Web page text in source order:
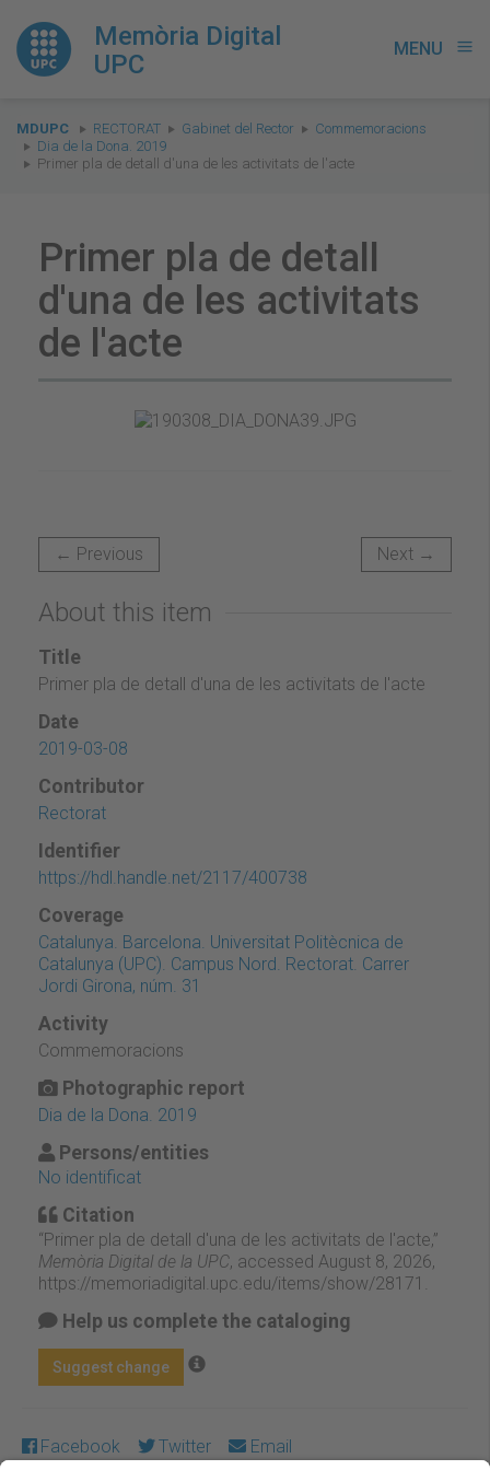
Memòria Digital
UPC
MENU menu
You
are
here:
MDUPC RECTORAT Gabinet del Rector
Commemoracions
Dia de la Dona. 2019
Primer pla de detall d'una de les activitats de l'acte
Primer pla de detall
d'una de les activitats
de l'acte
← Previous Next →
About this item
Title
Primer pla de detall d'una de les activitats de l'acte
Date
2019-03-08
Contributor
Rectorat
Identifier
https://hdl.handle.net/2117/400738
Coverage
Catalunya. Barcelona. Universitat Politècnica de
Catalunya (UPC). Campus Nord. Rectorat. Carrer
Jordi Girona, núm. 31
Activity
Commemoracions
Photographic report
Dia de la Dona. 2019
Persons/entities
No identificat
Citation
“Primer pla de detall d'una de les activitats de l'acte,”
Memòria Digital de la UPC, accessed August 8, 2026,
https://memoriadigital.upc.edu/items/show/28171
Help us complete the cataloging
Suggest change
Facebook Twitter Email